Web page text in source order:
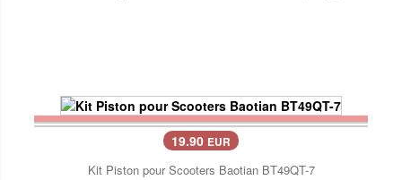
19.90 EUR
Kit Piston pour Scooters Baotian BT49QT-7